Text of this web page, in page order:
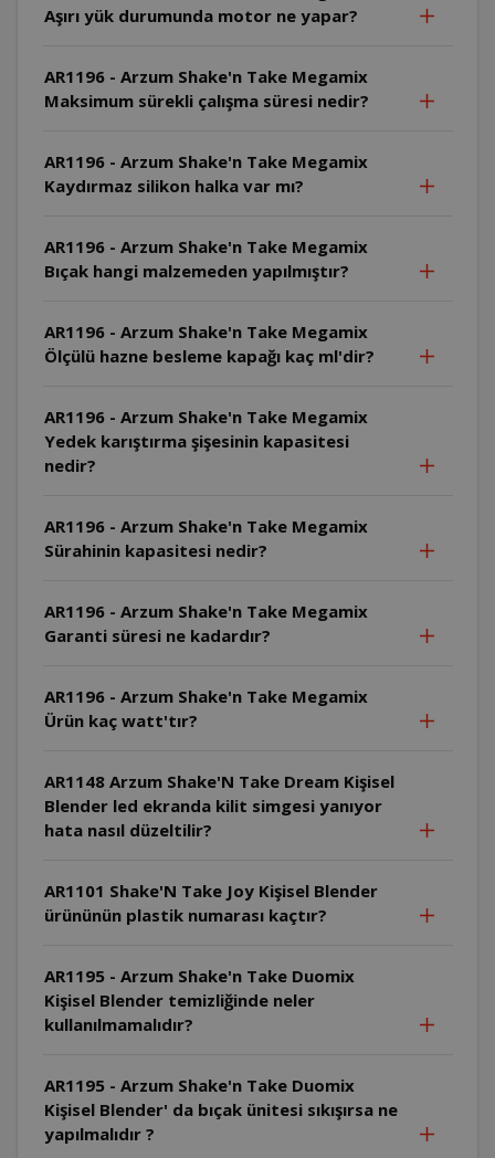
Aşırı yük durumunda motor ne yapar?
AR1196 - Arzum Shake'n Take Megamix
Maksimum sürekli çalışma süresi nedir?
AR1196 - Arzum Shake'n Take Megamix
Kaydırmaz silikon halka var mı?
AR1196 - Arzum Shake'n Take Megamix
Bıçak hangi malzemeden yapılmıştır?
AR1196 - Arzum Shake'n Take Megamix
Ölçülü hazne besleme kapağı kaç ml'dir?
AR1196 - Arzum Shake'n Take Megamix
Yedek karıştırma şişesinin kapasitesi
nedir?
AR1196 - Arzum Shake'n Take Megamix
Sürahinin kapasitesi nedir?
AR1196 - Arzum Shake'n Take Megamix
Garanti süresi ne kadardır?
AR1196 - Arzum Shake'n Take Megamix
Ürün kaç watt'tır?
AR1148 Arzum Shake'N Take Dream Kişisel
Blender led ekranda kilit simgesi yanıyor
hata nasıl düzeltilir?
AR1101 Shake'N Take Joy Kişisel Blender
ürününün plastik numarası kaçtır?
AR1195 - Arzum Shake'n Take Duomix
Kişisel Blender temizliğinde neler
kullanılmamalıdır?
AR1195 - Arzum Shake'n Take Duomix
Kişisel Blender' da bıçak ünitesi sıkışırsa ne
yapılmalıdır ?